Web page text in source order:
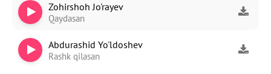
Zohirshoh Jo'rayev
Qaydasan
Abdurashid Yo'ldoshev
Rashk qilasan